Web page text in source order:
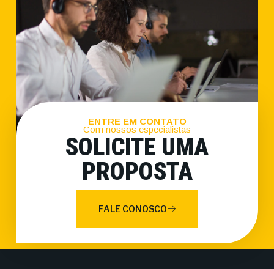
ENTRE EM CONTATO
Com nossos especialistas
SOLICITE UMA
PROPOSTA
FALE CONOSCO